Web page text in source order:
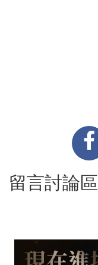
留言討論區